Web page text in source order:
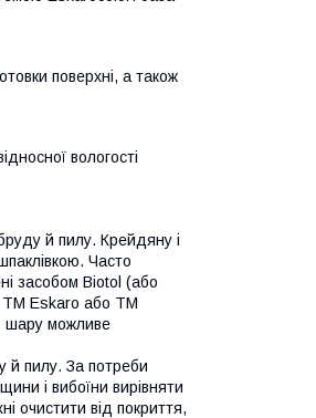
поверхні, а також
вологості
й пилу. Крейдяну і
Часто
засобом Biotol (або
ТМ Eskaro або ТМ
шару можливе
й пилу. За потреби
і вибоїни вирівняти
очистити від покриття,